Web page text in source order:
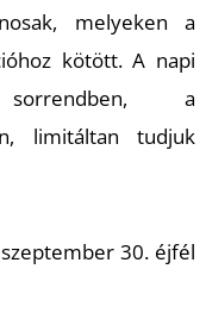
melyeken a
kötött. A napi
a
limitáltan tudjuk
30. éjfél